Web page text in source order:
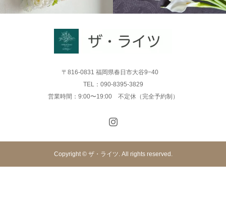
〒816-0831 福岡県春日市大谷9−40
TEL：090-8395-3829
営業時間：9:00〜19:00 不定休（完全予約制）
Copyright © ザ・ライツ. All rights reserved.